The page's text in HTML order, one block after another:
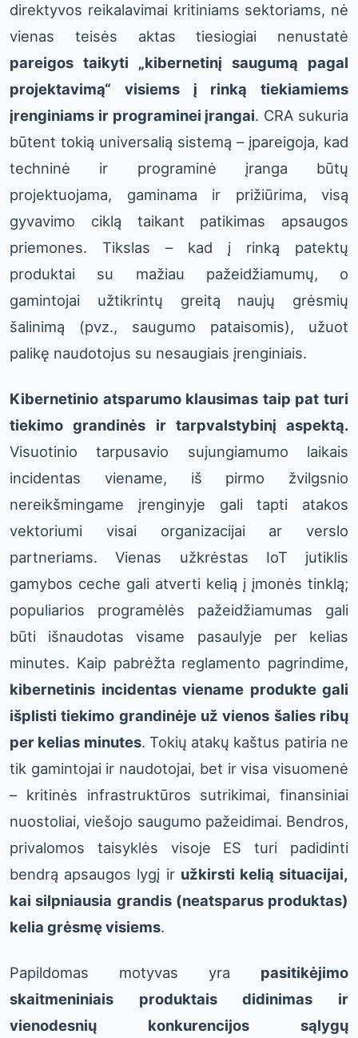
direktyvos reikalavimai kritiniams sektoriams, nė
vienas teisės aktas tiesiogiai nenustatė
pareigos taikyti „kibernetinį saugumą pagal
projektavimą“ visiems į rinką tiekiamiems
įrenginiams ir programinei įrangai. CRA sukuria
būtent tokią universalią sistemą – įpareigoja, kad
techninė ir programinė įranga būtų
projektuojama, gaminama ir prižiūrima, visą
gyvavimo ciklą taikant patikimas apsaugos
priemones. Tikslas – kad į rinką patektų
produktai su mažiau pažeidžiamumų, o
gamintojai užtikrintų greitą naujų grėsmių
šalinimą (pvz., saugumo pataisomis), užuot
palikę naudotojus su nesaugiais įrenginiais.
Kibernetinio atsparumo klausimas taip pat turi
tiekimo grandinės ir tarpvalstybinį aspektą.
Visuotinio tarpusavio sujungiamumo laikais
incidentas viename, iš pirmo žvilgsnio
nereikšmingame įrenginyje gali tapti atakos
vektoriumi visai organizacijai ar verslo
partneriams. Vienas užkrėstas IoT jutiklis
gamybos ceche gali atverti kelią į įmonės tinklą;
populiarios programėlės pažeidžiamumas gali
būti išnaudotas visame pasaulyje per kelias
minutes. Kaip pabrėžta reglamento pagrindime,
kibernetinis incidentas viename produkte gali
išplisti tiekimo grandinėje už vienos šalies ribų
per kelias minutes. Tokių atakų kaštus patiria ne
tik gamintojai ir naudotojai, bet ir visa visuomenė
– kritinės infrastruktūros sutrikimai, finansiniai
nuostoliai, viešojo saugumo pažeidimai. Bendros,
privalomos taisyklės visoje ES turi padidinti
bendrą apsaugos lygį ir užkirsti kelią situacijai,
kai silpniausia grandis (neatsparus produktas)
kelia grėsmę visiems.
Papildomas motyvas yra pasitikėjimo
skaitmeniniais produktais didinimas ir
vienodesnių konkurencijos sąlygų